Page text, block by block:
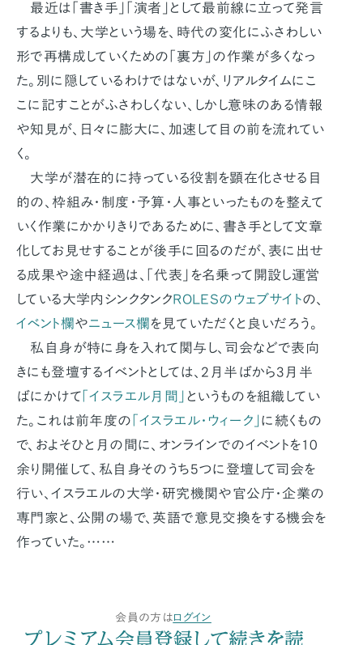
最近は「書き手」「演者」として最前線に立って発言
するよりも、大学という場を、時代の変化にふさわしい
形で再構成していくための「裏方」の作業が多くなっ
た。別に隠しているわけではないが、リアルタイムにこ
こに記すことがふさわしくない、しかし意味のある情報
や知見が、日々に膨大に、加速して目の前を流れてい
く。
大学が潜在的に持っている役割を顕在化させる目
的の、枠組み・制度・予算・人事といったものを整えて
いく作業にかかりきりであるために、書き手として文章
化してお見せすることが後手に回るのだが、表に出せ
る成果や途中経過は、「代表」を名乗って開設し運営
している大学内シンクタンクROLESのウェブサイトの、
イベント欄やニュース欄 を見ていただくと良いだろう。
私自身が特に身を入れて関与し、司会などで表向
きにも登壇するイベントとしては、2月半ばから3月半
ばにかけて 「イスラエル月間」 というものを組織してい
た。これは前年度の 「イスラエル・ウィーク」 に続くもの
で、およそひと月の間に、オンラインでのイベントを10
余り開催して、私自身そのうち5つに登壇して司会を
行い、イスラエルの大学・研究機関や官公庁・企業の
専門家と、公開の場で、英語で意見交換をする機会を
作っていた。……
会員の方はログイン
プレミアム会員登録して続きを読